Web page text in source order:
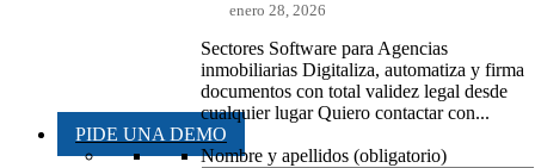
enero 28, 2026
Sectores Software para Agencias
inmobiliarias Digitaliza, automatiza y firma
documentos con total validez legal desde
cualquier lugar Quiero contactar con...
PIDE UNA DEMO
Nombre y apellidos (obligatorio)